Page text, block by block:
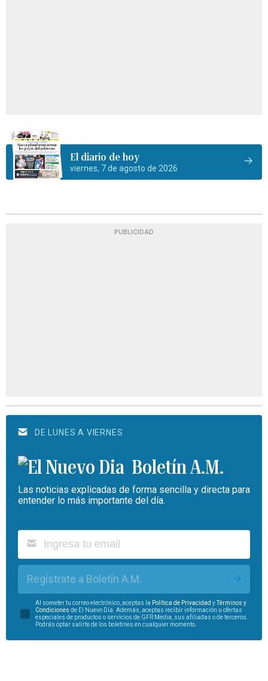
El diario de hoy
viernes, 7 de agosto de 2026
PUBLICIDAD
DE LUNES A VIERNES
Boletín A.M.
Las noticias explicadas de forma sencilla y directa para
entender lo más importante del día.
Regístrate a Boletín A.M.
Al someter tu correo electrónico, aceptas la Política de Privacidad yTérminos y
Condiciones de El Nuevo Día. Además, aceptas recibir información u ofertas
especiales de productos o servicios de GFR Media, sus afiliadas o de terceros.
Podrás optar salirte de los boletines en cualquier momento.